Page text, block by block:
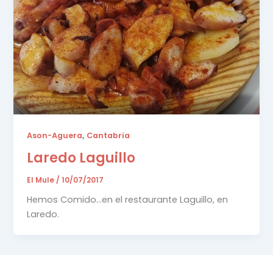
Ason-Aguera, Cantabria
Laredo Laguillo
El Mule /10/07/2017
Hemos Comido…en el restaurante Laguillo, en
Laredo.